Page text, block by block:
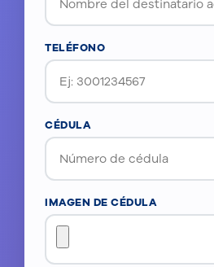
TELÉFONO
CÉDULA
IMAGEN DE CÉDULA